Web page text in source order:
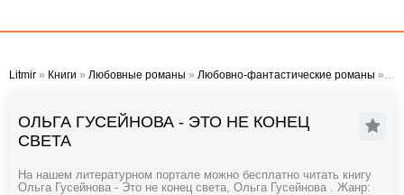
Litmir » Книги » Любовные романы » Любовно-фантастические романы » Ольга Гусейнова - Это не конец света
ОЛЬГА ГУСЕЙНОВА - ЭТО НЕ КОНЕЦ
СВЕТА
На нашем литературном портале можно бесплатно читать книгу
Ольга Гусейнова - Это не конец света, Ольга Гусейнова . Жанр: